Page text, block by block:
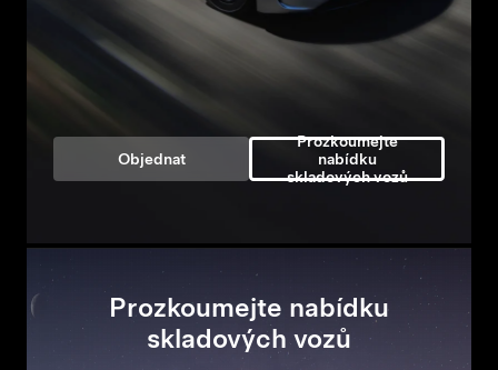
Objednat
Prozkoumejte
nabídku
skladových vozů
Prozkoumejte nabídku
skladových vozů